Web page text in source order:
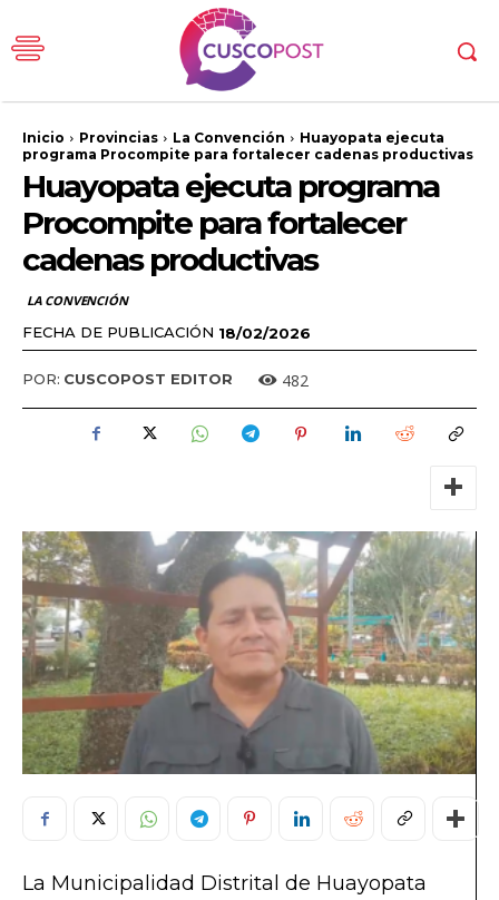
Inicio Provincias La Convención
Huayopata ejecuta
programa Procompite para fortalecer cadenas productivas
Huayopata ejecuta programa
Procompite para fortalecer
cadenas productivas
LA CONVENCIÓN
FECHA DE PUBLICACIÓN 18/02/2026
POR: CUSCOPOST EDITOR 482
La Municipalidad Distrital de Huayopata